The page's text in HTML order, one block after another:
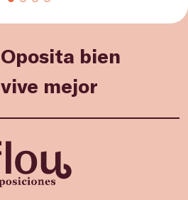
Oposita bien
vive mejor